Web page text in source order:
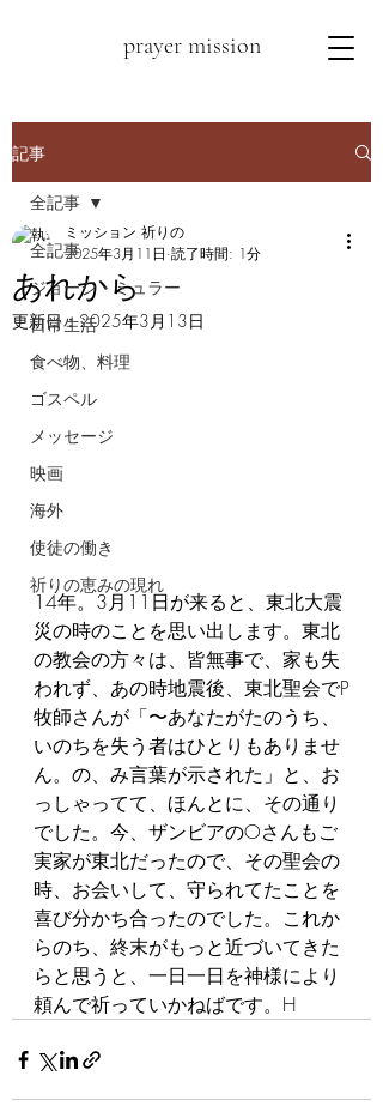
prayer mission
記事
全記事
ジョージ・ミュラー
日常生活
食べ物、料理
ゴスペル
メッセージ
映画
海外
使徒の働き
祈りの恵みの現れ
全記事
あれから
ミッション 祈りの
2025年3月11日 読了時間: 1分
更新日：2025年3月13日
14年。3月11日が来ると、東北大震
災の時のことを思い出します。東北
の教会の方々は、皆無事で、家も失
われず、あの時地震後、東北聖会でP
牧師さんが「〜あなたがたのうち、
いのちを失う者はひとりもありませ
ん。の、み言葉が示された」と、お
っしゃってて、ほんとに、その通り
でした。今、ザンビアのOさんもご
実家が東北だったので、その聖会の
時、お会いして、守られてたことを
喜び分かち合ったのでした。これか
らのち、終末がもっと近づいてきた
らと思うと、一日一日を神様により
頼んで祈っていかねばです。H